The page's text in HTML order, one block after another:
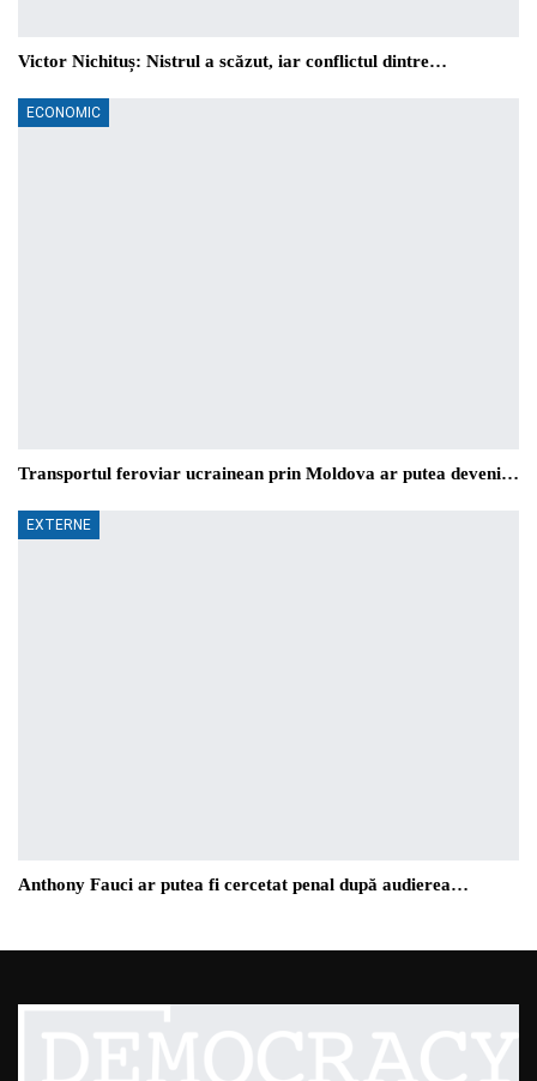
Victor Nichituș: Nistrul a scăzut, iar conflictul dintre…
ECONOMIC
Transportul feroviar ucrainean prin Moldova ar putea deveni…
EXTERNE
Anthony Fauci ar putea fi cercetat penal după audierea…